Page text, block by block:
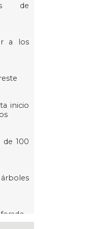
de
a los
inicio
de 100